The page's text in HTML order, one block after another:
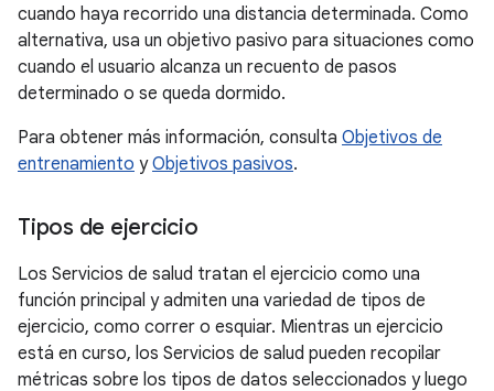
cuando haya recorrido una distancia determinada. Como
alternativa, usa un objetivo pasivo para situaciones como
cuando el usuario alcanza un recuento de pasos
determinado o se queda dormido.
Para obtener más información, consulta Objetivos de
entrenamiento yObjetivos pasivos.
Tipos de ejercicio
Los Servicios de salud tratan el ejercicio como una
función principal y admiten una variedad de tipos de
ejercicio, como correr o esquiar. Mientras un ejercicio
está en curso, los Servicios de salud pueden recopilar
métricas sobre los tipos de datos seleccionados y luego